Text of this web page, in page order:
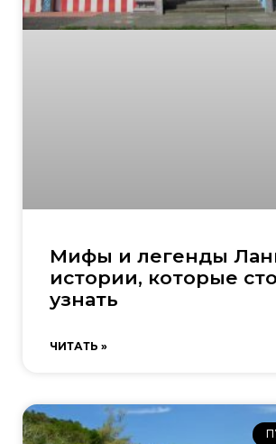
Мифы и легенды
истории, которые
узнать
ЧИТАТЬ »